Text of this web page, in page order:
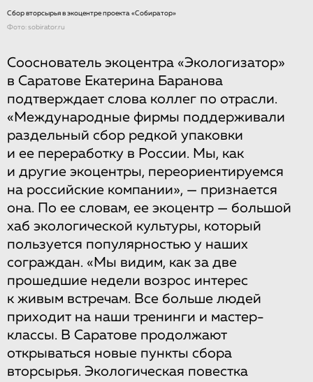
Сбор вторсырья в экоцентре проекта «Собиратор»
Фото: sobirator.ru
Сооснователь экоцентра «Экологизатор»
в Саратове Екатерина Баранова
подтверждает слова коллег по отрасли.
«Международные фирмы поддерживали
раздельный сбор редкой упаковки
и ее переработку в России. Мы, как
и другие экоцентры, переориентируемся
на российские компании», — признается
она. По ее словам, ее экоцентр — большой
хаб экологической культуры, который
пользуется популярностью у наших
сограждан. «Мы видим, как за две
прошедшие недели возрос интерес
к живым встречам. Все больше людей
приходит на наши тренинги и мастер-
классы. В Саратове продолжают
открываться новые пункты сбора
вторсырья. Экологическая повестка